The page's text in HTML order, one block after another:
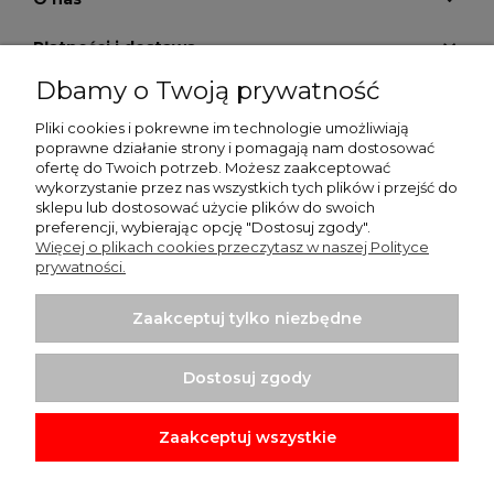
Płatności i dostawa
Pomoc
Zwrot zakupów
Informacje
Dbamy o Twoją prywatność
Pliki cookies i pokrewne im technologie umożliwiają
poprawne działanie strony i pomagają nam dostosować
ofertę do Twoich potrzeb. Możesz zaakceptować
wykorzystanie przez nas wszystkich tych plików i przejść do
sklepu lub dostosować użycie plików do swoich
preferencji, wybierając opcję "Dostosuj zgody".
Więcej o plikach cookies przeczytasz w naszej Polityce
prywatności.
Zaakceptuj tylko niezbędne
Dostosuj zgody
Zaakceptuj wszystkie